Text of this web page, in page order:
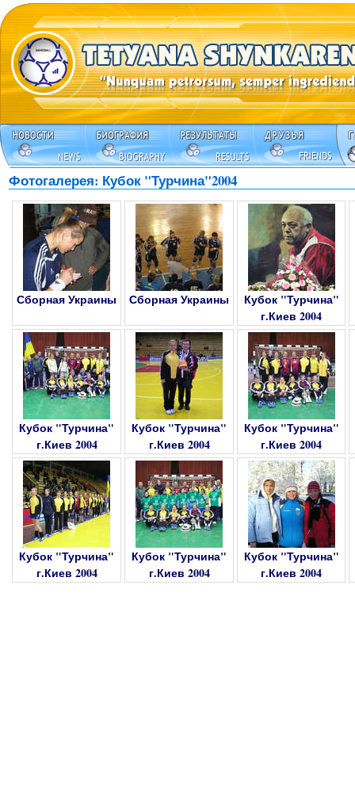
Фотогалерея: Кубок "Турчина"2004
Сборная Украины Сборная Украины
Кубок "Турчина"
г.Киев 2004
Кубок "Турчина"
г.Киев 2004
Кубок "Турчина"
г.Киев 2004
Кубок "Турчина"
г.Киев 2004
Кубок "Турчина"
г.Киев 2004
Кубок "Турчина"
г.Киев 2004
Кубок "Турчина"
г.Киев 2004